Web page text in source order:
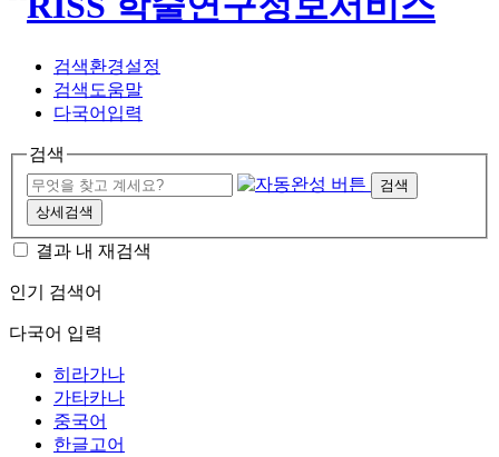
검색환경설정
검색도움말
다국어입력
검색
검색
상세검색
결과 내 재검색
인기 검색어
다국어 입력
히라가나
가타카나
중국어
한글고어